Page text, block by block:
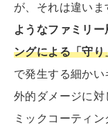
が、それは違いま
ようなファミリー
ングによる「守り
で発生する細か
外的ダメージに
ミックコーティン